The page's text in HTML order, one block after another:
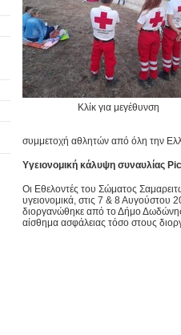
Κλίκ για μεγέθυνση
συμμετοχή αθλητών από όλη την
Υγειονομική κάλυψη συναυλίας Pic
Oι Εθελοντές του Σώματος
υγειονομικά, στις 7 & 8
διοργανώθηκε από το Δήμο
αίσθημα ασφάλειας τόσο στους